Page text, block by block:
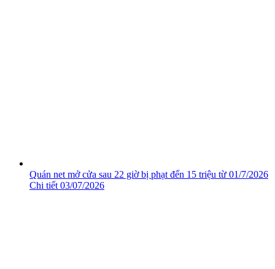
Quán net mở cửa sau 22 giờ bị phạt đến 15 triệu từ 01/7/2026
Chi tiết 03/07/2026